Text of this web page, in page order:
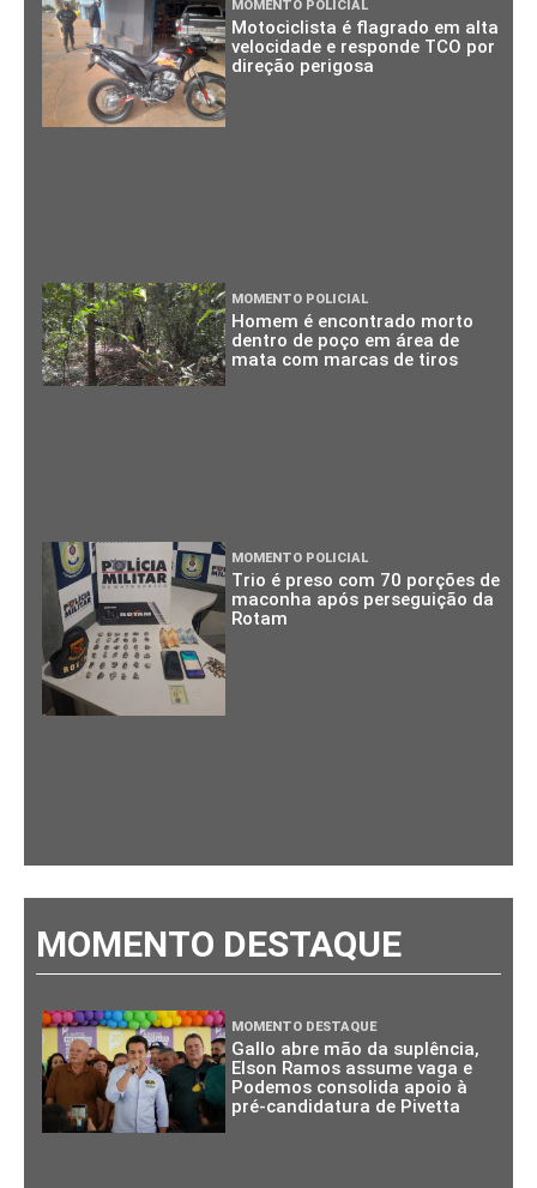
MOMENTO POLICIAL
Motociclista é flagrado em alta
velocidade e responde TCO por
direção perigosa
MOMENTO POLICIAL
Homem é encontrado morto
dentro de poço em área de
mata com marcas de tiros
MOMENTO POLICIAL
Trio é preso com 70 porções de
maconha após perseguição da
Rotam
MOMENTO DESTAQUE
MOMENTO DESTAQUE
Gallo abre mão da suplência,
Elson Ramos assume vaga e
Podemos consolida apoio à
pré-candidatura de Pivetta